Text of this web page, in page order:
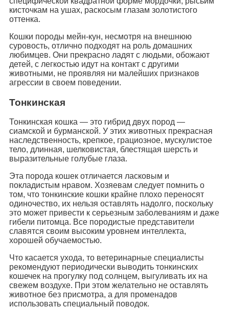
кисточкам на ушах, раскосым глазам золотистого
оттенка.
Кошки породы мейн-кун, несмотря на внешнюю
суровость, отлично подходят на роль домашних
любимцев. Они прекрасно ладят с людьми, обожают
детей, с легкостью идут на контакт с другими
животными, не проявляя ни малейших признаков
агрессии в своем поведении.
Тонкинская
Тонкинская кошка — это гибрид двух пород —
сиамской и бурманской. У этих животных прекрасная
наследственность, крепкое, грациозное, мускулистое
тело, длинная, шелковистая, блестящая шерсть и
выразительные голубые глаза.
Эта порода кошек отличается ласковым и
покладистым нравом. Хозяевам следует помнить о
том, что тонкинские кошки крайне плохо переносят
одиночество, их нельзя оставлять надолго, поскольку
это может привести к серьезным заболеваниям и даже
гибели питомца. Все породистые представители
славятся своим высоким уровнем интеллекта,
хорошей обучаемостью.
Что касается ухода, то ветеринарные специалисты
рекомендуют периодически выводить тонкинских
кошечек на прогулку под солнцем, выгуливать их на
свежем воздухе. При этом желательно не оставлять
животное без присмотра, а для променадов
использовать специальный поводок.